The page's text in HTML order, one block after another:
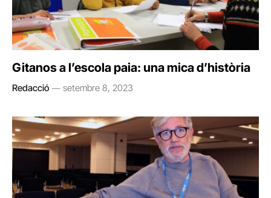
Gitanos a l’escola paia: una mica d’història
Redacció setembre 8, 2023